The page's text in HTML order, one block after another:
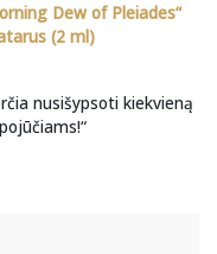
Dew of Pleiades“
(2 ml)
nusišypsoti kiekvieną